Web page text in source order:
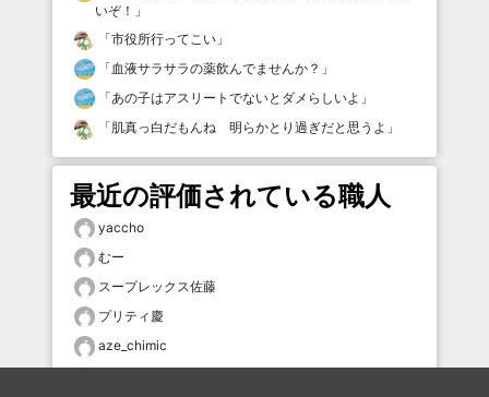
いぞ！ 」
「市役所行ってこい 」
「血液サラサラの薬飲んでませんか？ 」
「あの子はアスリートでないとダメらしいよ 」
「肌真っ白だもんね 明らかとり過ぎだと思うよ 」
最近の評価されている職人
yaccho
むー
スープレックス佐藤
プリティ慶
aze_chimic